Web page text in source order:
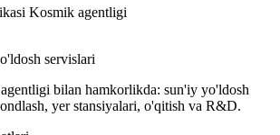
Kosmik agentligi
servislari
bilan hamkorlikda: sun'iy yo'ldosh
yer stansiyalari, o'qitish va R&D.